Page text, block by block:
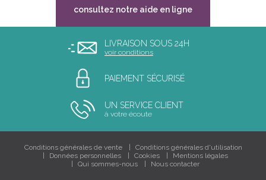
LIVRAISON SOUS 24H
voir conditions
PAIEMENT SÉCURISÉ
UN SERVICE CLIENT
à votre écoute
consultez notre aide en ligne
Conditions générales de vente
Conditions générales d'utilisation
Données personnelles
Cookies
Mentions légales
Qui sommes-nous
Nous contacter